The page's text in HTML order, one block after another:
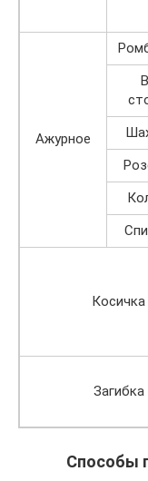
Ажурное
Косичка
Загибка
Способы